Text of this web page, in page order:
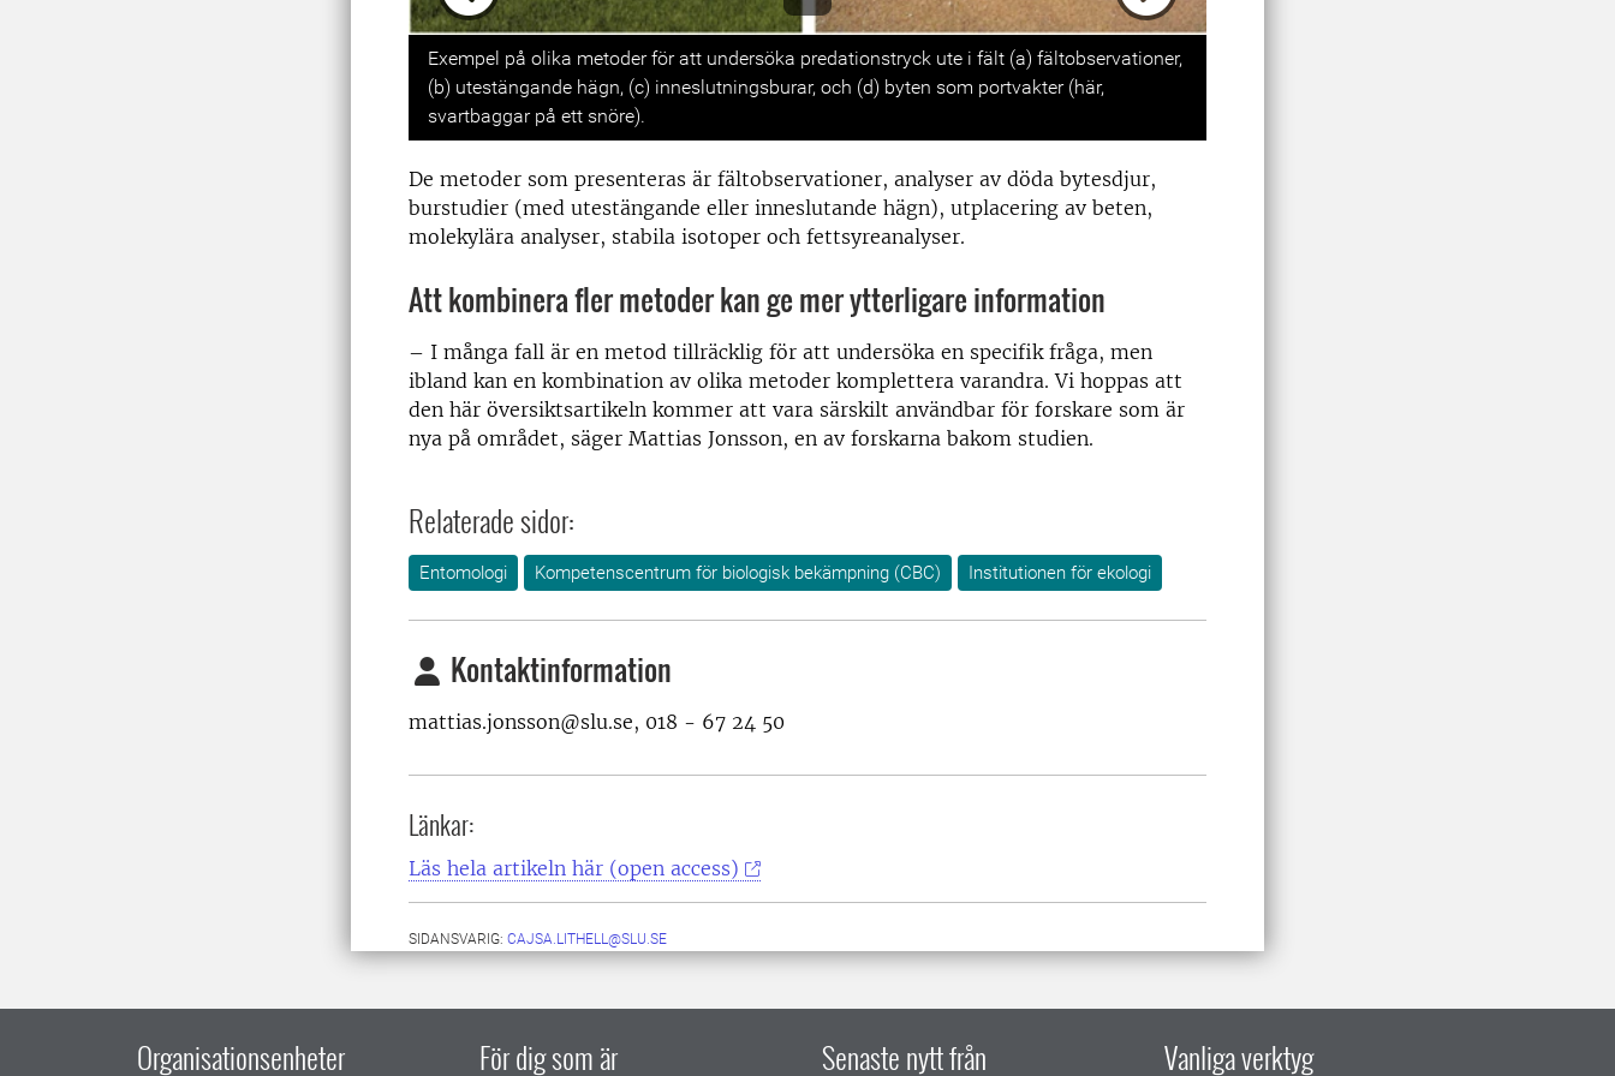
Previous
Exempel på olika metoder för att undersöka predationstryck ute i fält (a) fältobservationer,
(b) utestängande hägn, (c) inneslutningsburar, och (d) byten som portvakter (här,
svartbaggar på ett snöre).
De metoder som presenteras är fältobservationer, analyser av döda bytesdjur,
burstudier (med utestängande eller inneslutande hägn), utplacering av beten,
molekylära analyser, stabila isotoper och fettsyreanalyser.
Att kombinera fler metoder kan ge mer ytterligare information
– I många fall är en metod tillräcklig för att undersöka en specifik fråga, men
ibland kan en kombination av olika metoder komplettera varandra. Vi hoppas att
den här översiktsartikeln kommer att vara särskilt användbar för forskare som är
nya på området, säger Mattias Jonsson, en av forskarna bakom studien.
Relaterade sidor:
Entomologi Kompetenscentrum för biologisk bekämpning (CBC) Institutionen för ekologi
Kontaktinformation
mattias.jonsson@slu.se, 018 - 67 24 50
Länkar:
Läs hela artikeln här (open access)
SIDANSVARIG: CAJSA.LITHELL@SLU.SE
Organisationsenheter För dig som är Senaste nytt från Vanliga verktyg